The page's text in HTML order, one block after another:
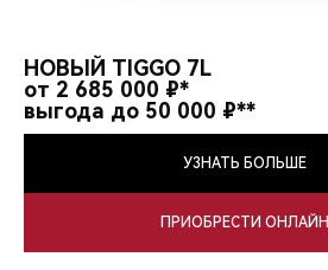
НОВЫЙ TIGGO 7L
от 2 685 000 ₽*
выгода до 50 000 ₽**
УЗНАТЬ БОЛЬШЕ
ПРИОБРЕСТИ ОНЛАЙН